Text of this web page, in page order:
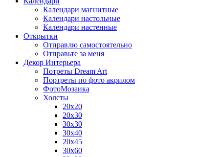
Календари магнитные
Календари настольные
Календари настенные
Открытки
Отправлю самостоятельно
Отправьте за меня
Декор Интерьера
Потреты Dream Art
Портреты по фото акрилом
ФотоМозаика
Холсты
20х20
20х30
30х30
30х40
20х45
30х60